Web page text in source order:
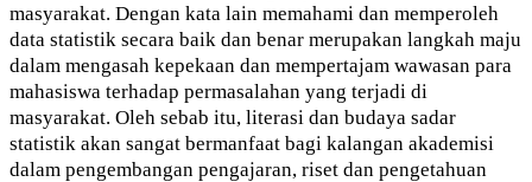
masyarakat. Dengan kata lain memahami dan memperoleh
data statistik secara baik dan benar merupakan langkah maju
dalam mengasah kepekaan dan mempertajam wawasan para
mahasiswa terhadap permasalahan yang terjadi di
masyarakat. Oleh sebab itu, literasi dan budaya sadar
statistik akan sangat bermanfaat bagi kalangan akademisi
dalam pengembangan pengajaran, riset dan pengetahuan